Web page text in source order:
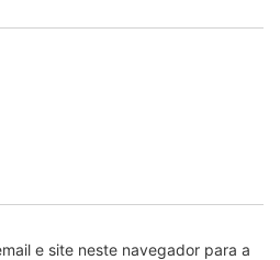
e site neste navegador para a